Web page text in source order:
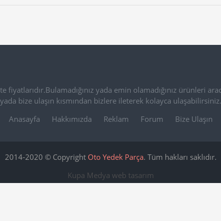
yada emin olamadığınız ürünleri
yada bize ulaşın kısmından bizlere ileterek kolayca ulaşabilirsiniz.
Anasayfa
Hakkımızda Reklam Forum Bize Ulaşın
2014-2020 © Copyright Oto Yedek Parça. Tüm hakları saklıdır.
Kupa Medya web tasarım